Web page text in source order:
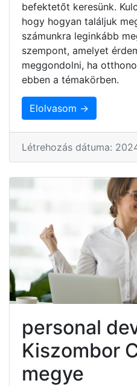
befektetőt keresünk.
hogy hogyan találjuk
számunkra leginkább
szempont, amelyet
meggondolni, ha
ebben a témakörben.
Elolvasom →
Létrehozás dátuma:
personal
Kiszombor
megye